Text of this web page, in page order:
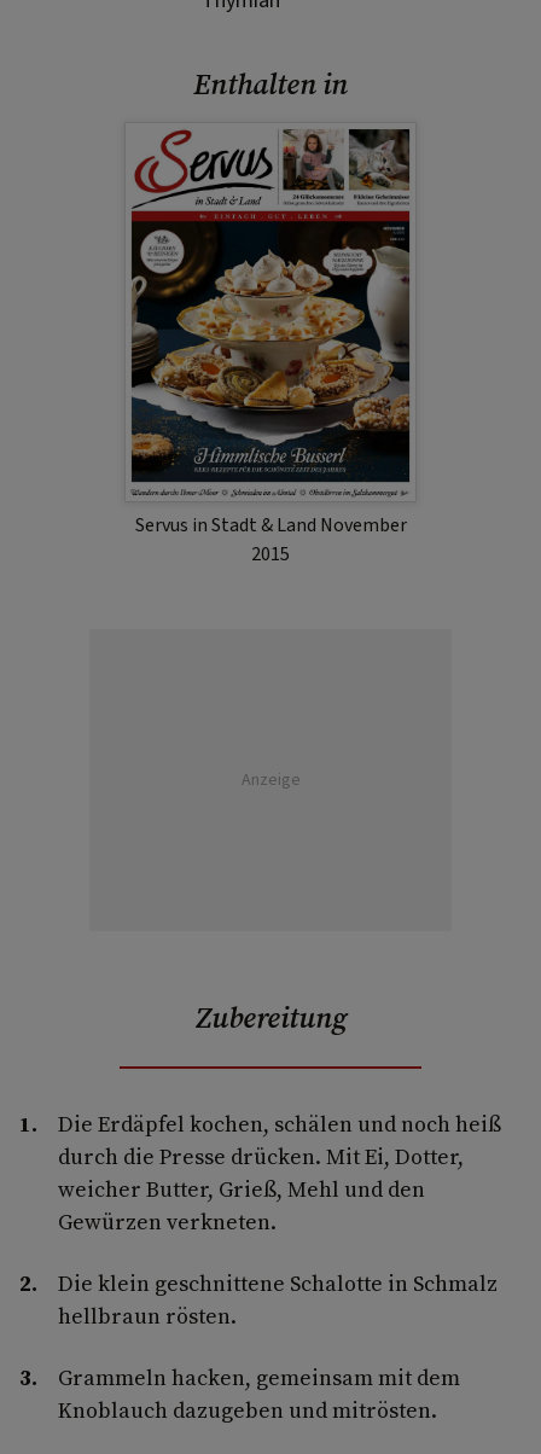
Enthalten in
Servus in Stadt & Land November
2015
Anzeige
Zubereitung
Die Erdäpfel kochen, schälen und noch heiß
durch die Presse drücken. Mit Ei, Dotter,
weicher Butter, Grieß, Mehl und den
Gewürzen verkneten.
Die klein geschnittene Schalotte in Schmalz
hellbraun rösten.
Grammeln hacken, gemeinsam mit dem
Knoblauch dazugeben und mitrösten.